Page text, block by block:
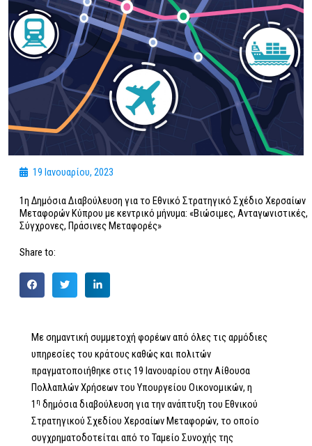
19 Ιανουαρίου, 2023
1η Δημόσια Διαβούλευση για το Εθνικό Στρατηγικό Σχέδιο Χερσαίων
Μεταφορών Κύπρου με κεντρικό μήνυμα: «Βιώσιμες, Ανταγωνιστικές,
Σύγχρονες, Πράσινες Μεταφορές»
Share to:
Με σημαντική συμμετοχή φορέων από όλες τις αρμόδιες
υπηρεσίες του κράτους καθώς και πολιτών
πραγματοποιήθηκε στις 19 Ιανουαρίου στην Αίθουσα
Πολλαπλών Χρήσεων του Υπουργείου Οικονομικών, η
1 η δημόσια διαβούλευση για την ανάπτυξη του Εθνικού
Στρατηγικού Σχεδίου Χερσαίων Μεταφορών, το οποίο
συγχρηματοδοτείται από το Ταμείο Συνοχής της